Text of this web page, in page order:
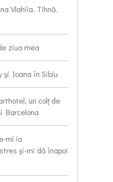
Vlahiia. Tihnă.
ziua mea
și Ioana în Sibiu
un colț de
Barcelona
mi ia
și-mi dă înapoi